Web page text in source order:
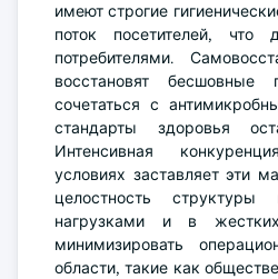
имеют строгие
поток посетителей, что
потребителями.
восстановят бесшовные
сочетаться с
стандарты здоровья
Интенсивная
условиях заставляет эти
целостность
нагрузками и в
минимизировать
области, такие как